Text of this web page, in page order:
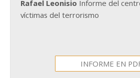
Rafael Leonisio Informe del
víctimas del terrorismo
INFORME EN